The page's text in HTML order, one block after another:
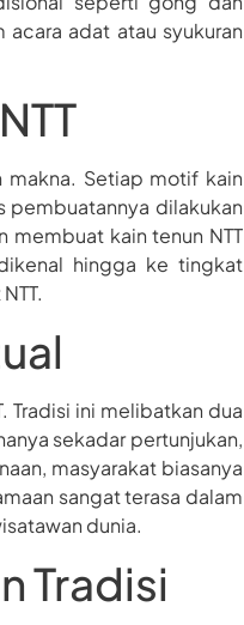
adat atau syukuran
makna. Setiap motif kain
pembuatannya dilakukan
membuat kain tenun NTT
hingga ke tingkat
Tradisi ini melibatkan dua
sekadar pertunjukan,
masyarakat biasanya
sangat terasa dalam
dunia.
Tradisi